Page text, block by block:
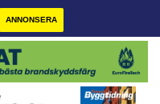
ANNONSERA